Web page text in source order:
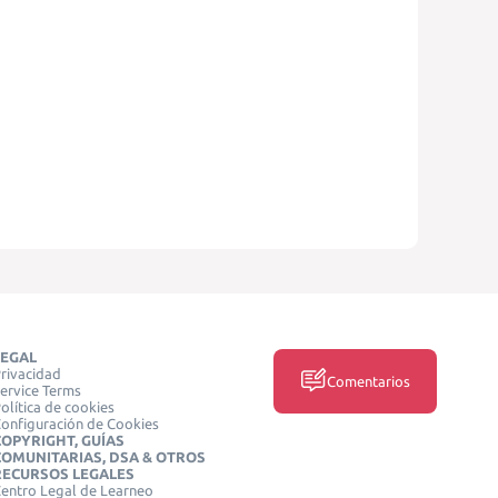
Terms
de cookies
de Cookies
GUÍAS
DSA & OTROS
LEGALES
Legal de Learneo
Comentarios